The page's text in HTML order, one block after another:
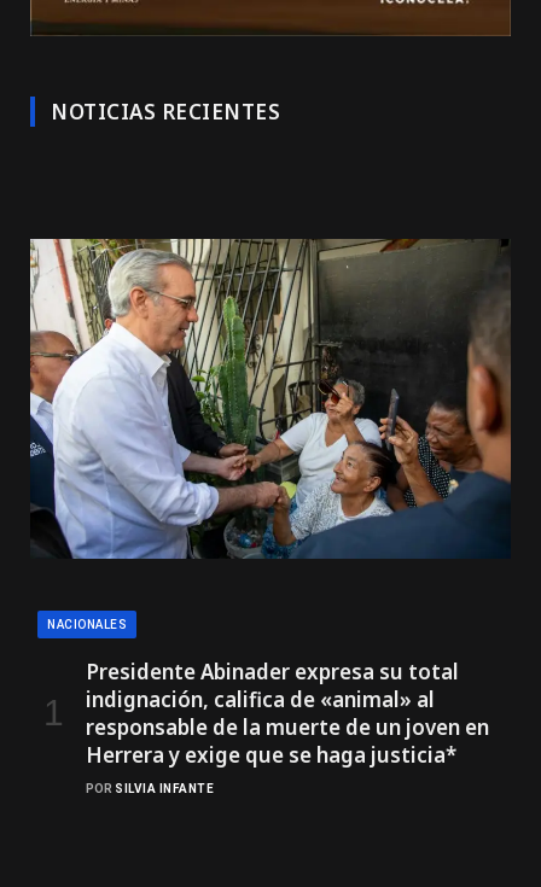
NOTICIAS RECIENTES
NACIONALES
Presidente Abinader expresa su total
indignación, califica de «animal» al
responsable de la muerte de un joven en
Herrera y exige que se haga justicia*
POR SILVIA INFANTE